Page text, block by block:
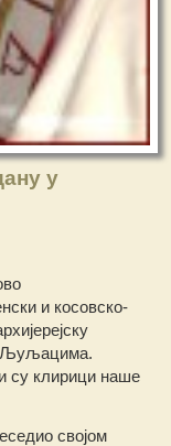
у
и косовско-
Љуљацима.
су клирици наше
својом